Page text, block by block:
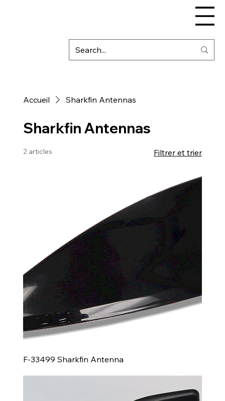
Accueil Sharkfin Antennas
Sharkfin Antennas
2 articles Filtrer et trier
F-33499 Sharkfin Antenna